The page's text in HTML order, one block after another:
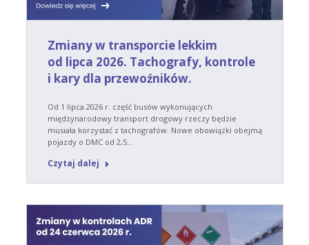
Zmiany w transporcie lekkim
od lipca 2026. Tachografy, kontrole
i kary dla przewoźników.
Od 1 lipca 2026 r. część busów wykonujących
międzynarodowy transport drogowy rzeczy będzie
musiała korzystać z tachografów. Nowe obowiązki obejmą
pojazdy o DMC od 2,5…
Czytaj dalej